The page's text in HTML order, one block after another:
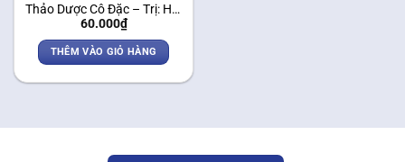
Thảo Dược Cô Đặc – Trị: Ho,
Khang, Sổ Mũi, Quẹt Cầu,
Đạp Mặt
60.000₫
THÊM VÀO GIỎ HÀNG